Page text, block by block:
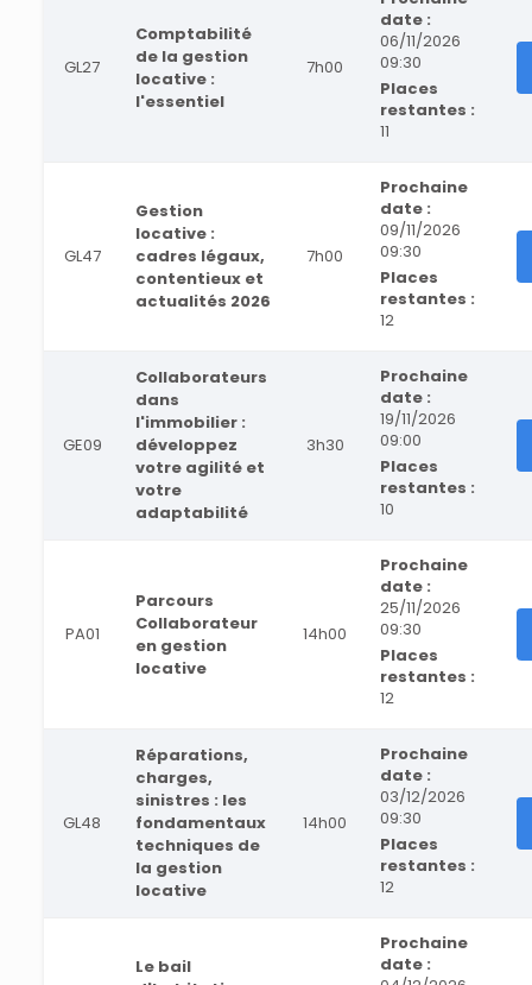
GL27
Comptabilité
de la gestion
locative :
l'essentiel
7h00
date :
06/11/2026
09:30
Places
restantes :
11
GL47
Gestion
locative :
cadres légaux,
contentieux et
actualités 2026
7h00
Prochaine
date :
09/11/2026
09:30
Places
restantes :
12
GE09
Collaborateurs
dans
l'immobilier :
développez
votre agilité et
votre
adaptabilité
3h30
Prochaine
date :
19/11/2026
09:00
Places
restantes :
10
PA01
Parcours
Collaborateur
en gestion
locative
14h00
Prochaine
date :
25/11/2026
09:30
Places
restantes :
12
GL48
Réparations,
charges,
sinistres : les
fondamentaux
techniques de
la gestion
locative
14h00
Prochaine
date :
03/12/2026
09:30
Places
restantes :
12
Le bail
Prochaine
date :